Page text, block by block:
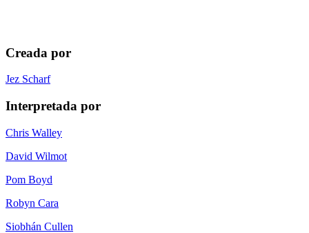
Creada por
Jez Scharf
Interpretada por
Chris Walley
David Wilmot
Pom Boyd
Robyn Cara
Siobhán Cullen